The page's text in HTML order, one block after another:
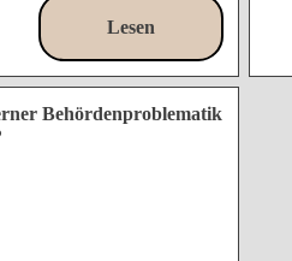
Lesen
Behördenproblematik